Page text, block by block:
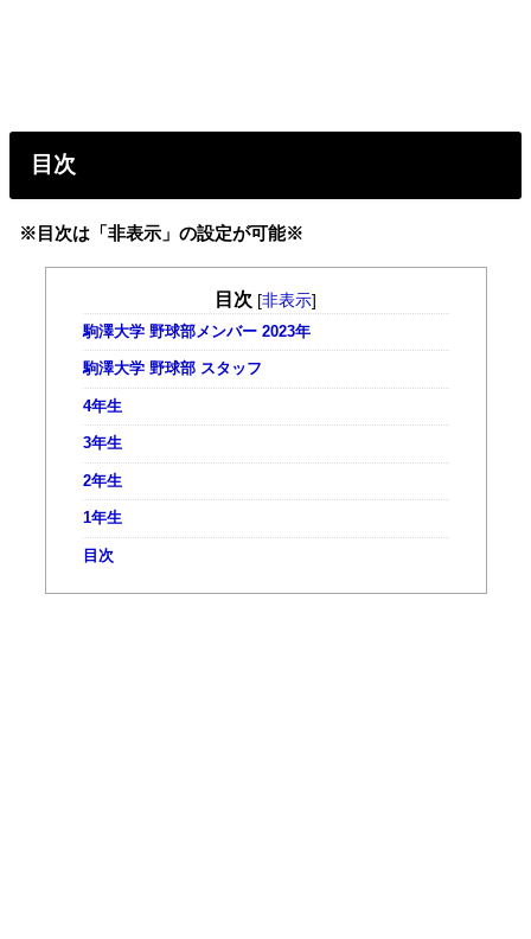
目次
※目次は「非表示」の設定が可能※
目次 [非表示]
駒澤大学 野球部メンバー 2023年
駒澤大学 野球部 スタッフ
4年生
3年生
2年生
1年生
目次